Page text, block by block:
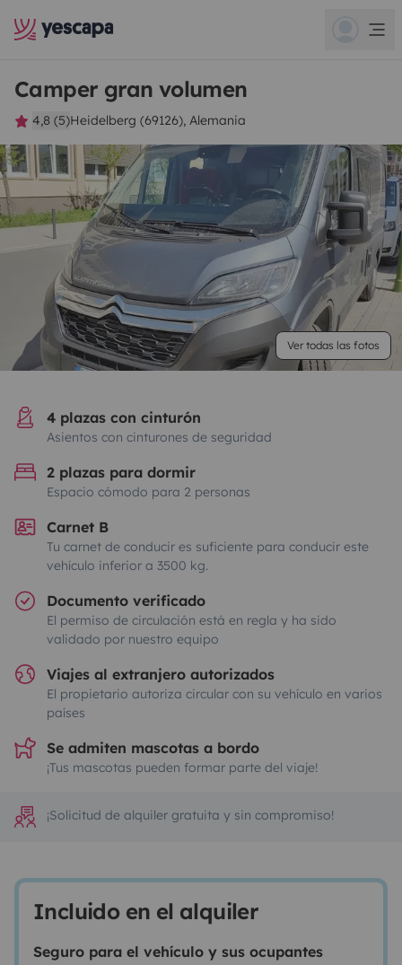
Camper gran volumen
4,8 (5)Heidelberg (69126), Alemania
Ver todas las fotos
4 plazas con cinturón
Asientos con cinturones de seguridad
2 plazas para dormir
Espacio cómodo para 2 personas
Carnet B
Tu carnet de conducir es suficiente para conducir este
vehículo inferior a 3500 kg.
Documento verificado
El permiso de circulación está en regla y ha sido
validado por nuestro equipo
Viajes al extranjero autorizados
El propietario autoriza circular con su vehículo en varios
países
Se admiten mascotas a bordo
¡Tus mascotas pueden formar parte del viaje!
¡Solicitud de alquiler gratuita y sin compromiso!
Incluido en el alquiler
Seguro para el vehículo y sus ocupantes